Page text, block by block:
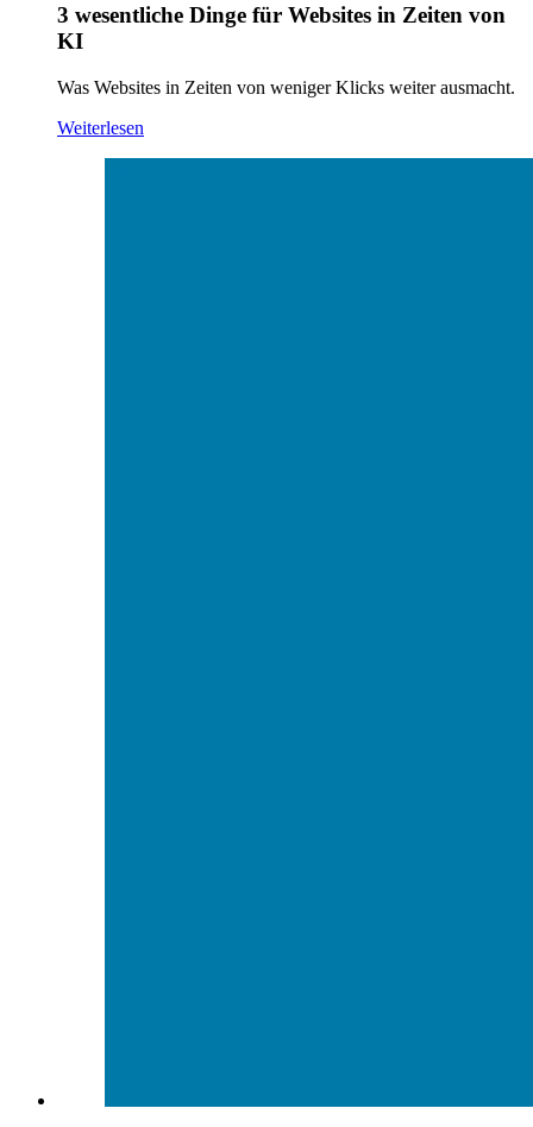
3 wesentliche Dinge für Websites in Zeiten von
KI
Was Websites in Zeiten von weniger Klicks weiter ausmacht.
Weiterlesen